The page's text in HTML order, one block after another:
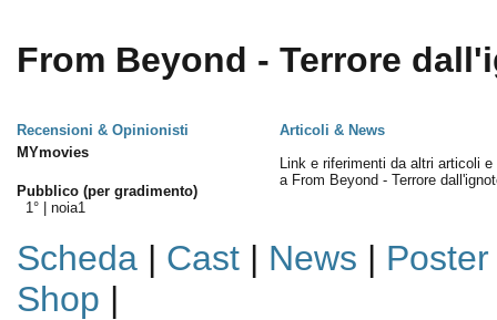
From Beyond - Terrore
Recensioni & Opinionisti
Articoli & News
MYmovies
Pubblico (per gradimento)
1° | noia1
Link e riferimenti da altri articoli e
a From Beyond - Terrore
Scheda| Cast| News | Poster
Shop |